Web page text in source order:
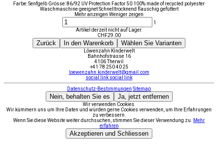
Farbe: Senfgelb Grösse: 86/92 UV Protection Factor 50 100% made of recycled polyester
Waschmaschine geeignet Schnelltrocknend flauschig gefüttert
Mehr anzeigen Weniger zeigen
1
Artikel derzeit nicht auf Lager.
CHF29.00
Zurück In den Warenkorb Wählen Sie Varianten
Löwenzahn Kinderwelt
Bahnhofstrasse 16
4106 Therwil
+41 78 250 40 25
loewenzahn.kinderwelt@gmail.com
social link social link
Datenschutz-Bestimmungen Sitemap
Nein, behalten Sie es Ja, jetzt entfernen
Wir verwenden Cookies.
Wir kümmern uns um Ihre Daten und würden gerne Cookies verwenden, um Ihre Erfahrungen
zu verbessern.
Wenn Sie diese Website weiter durchsuchen, stimmen Sie dieser Verwendung zu.
Mehr
erfahren
Akzeptieren und Schliessen